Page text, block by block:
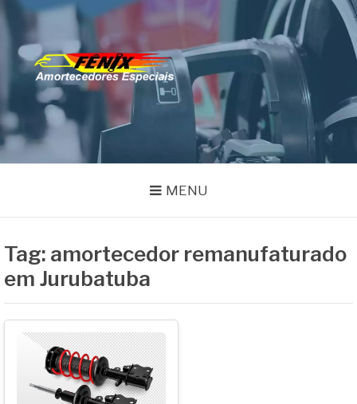
Pular
conteúdo
FENIX
AMORTECEDORES
Especialistas em Remanufatura de Amortecedores
MENU
Tag: amortecedor remanufaturado
em Jurubatuba